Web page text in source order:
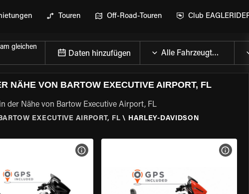
Touren Off-Road-Touren Club
gleichen
Daten hinzufügen
NÄHE VON BARTOW EXECUTIVE AIRPORT, FL
der Nähe von Bartow Executive Airport, FL
EXECUTIVE AIRPORT, FL \ HARLEY-DAVIDSON
ANZEIGEN MOTORRAD-DETAILS ANZEIGEN